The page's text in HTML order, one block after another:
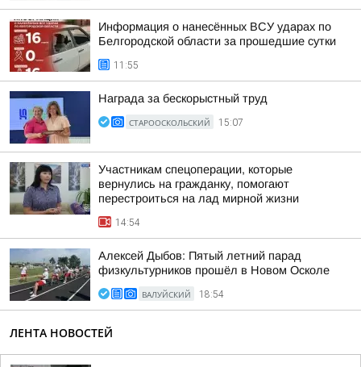
Информация о нанесённых ВСУ ударах по
Белгородской области за прошедшие сутки
11:55
Награда за бескорыстный труд
СТАРООСКОЛЬСКИЙ 15:07
Участникам спецоперации, которые
вернулись на гражданку, помогают
перестроиться на лад мирной жизни
14:54
Алексей Дыбов: Пятый летний парад
физкультурников прошёл в Новом Осколе
ВАЛУЙСКИЙ 18:54
ЛЕНТА НОВОСТЕЙ